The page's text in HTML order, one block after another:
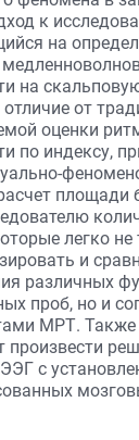
к
на
на
от
оценки
по индексу,
площади
легко не
и
различных
проб, но и
МРТ. Также
произвести
с